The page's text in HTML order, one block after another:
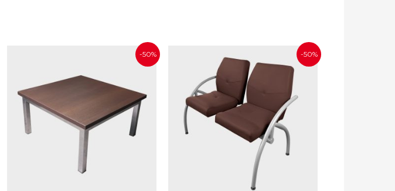
-50% -50%